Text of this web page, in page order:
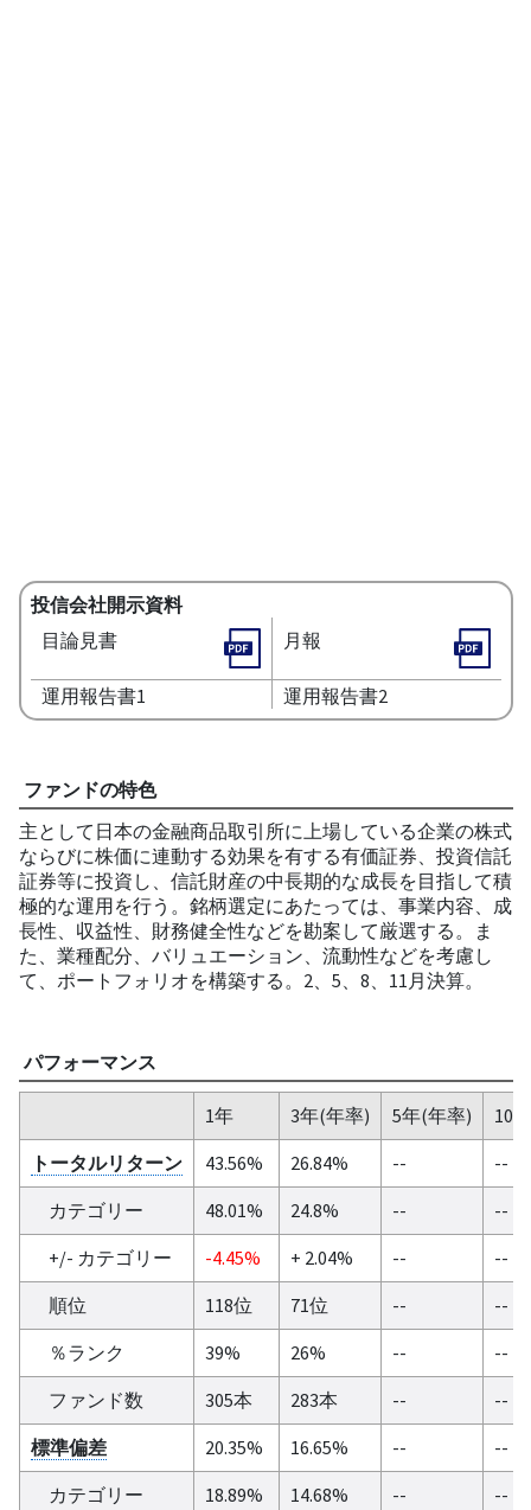
投信会社開示資料
目論見書
月報
運用報告書1 運用報告書2
ファンドの特色
主として日本の金融商品取引所に上場している企業の株式
ならびに株価に連動する効果を有する有価証券、投資信託
証券等に投資し、信託財産の中長期的な成長を目指して積
極的な運用を行う。銘柄選定にあたっては、事業内容、成
長性、収益性、財務健全性などを勘案して厳選する。ま
た、業種配分、バリュエーション、流動性などを考慮し
て、ポートフォリオを構築する。2、5、8、11月決算。
パフォーマンス
1年 3年(年率) 5年(年率)
10
トータルリターン
43.56% 26.84% --
--
カテゴリー
48.01% 24.8% --
--
+/- カテゴリー
-4.45% + 2.04% --
--
順位
118位 71位 --
--
％ランク
39% 26% --
--
ファンド数
305本 283本 --
--
標準偏差
20.35% 16.65% --
--
カテゴリー
18.89% 14.68% --
--